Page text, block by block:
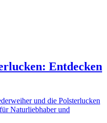
Entdecken
und die Polsterlucken
Naturliebhaber und